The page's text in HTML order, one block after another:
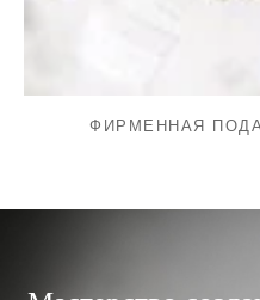
ФИРМЕННАЯ